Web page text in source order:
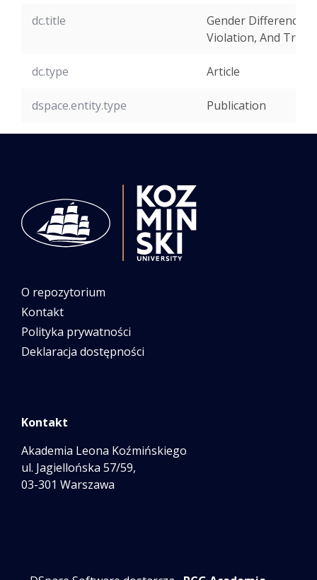
dc.title
Gender Differences
Violation, And Trust
dc.type Article
dspace.entity.type Publication
O repozytorium
Kontakt
Polityka prywatności
Deklaracja dostępności
Kontakt
Akademia Leona Koźmińskiego
ul. Jagiellońska 57/59,
03-301 Warszawa